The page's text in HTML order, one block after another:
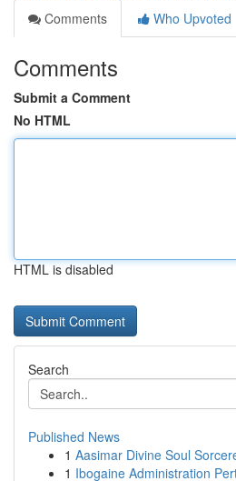
Comments
Who Upvoted
Comments
Submit a Comment
No HTML
HTML is disabled
Search
Published News
1 Aasimar Divine Soul
1 Ibogaine Administration